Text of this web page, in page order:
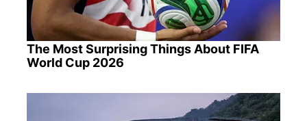
The Most Surprising Things About FIFA
World Cup 2026